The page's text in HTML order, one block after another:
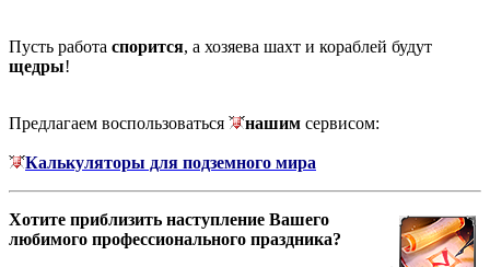
Пусть работа спорится, а хозяева шахт и кораблей будут
щедры!
Предлагаем воспользоваться нашим сервисом:
Калькуляторы для подземного мира
Хотите приблизить наступление Вашего
любимого профессионального праздника?